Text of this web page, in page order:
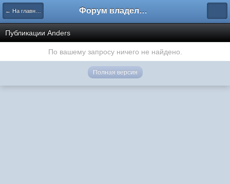
← На главную Форум владельцев интернет-магазинов
Публикации Anders
По вашему запросу ничего не найдено.
Полная версия